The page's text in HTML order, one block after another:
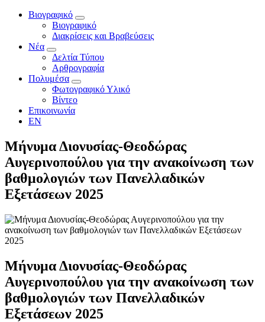
Βιογραφικό
Βιογραφικό
Διακρίσεις και Βραβεύσεις
Νέα
Δελτία Τύπου
Αρθρογραφία
Πολυμέσα
Φωτογραφικό Υλικό
Βίντεο
Επικοινωνία
EN
Μήνυμα Διονυσίας-Θεοδώρας
Αυγερινοπούλου για την ανακοίνωση των
βαθμολογιών των Πανελλαδικών
Εξετάσεων 2025
Μήνυμα Διονυσίας-Θεοδώρας
Αυγερινοπούλου για την ανακοίνωση των
βαθμολογιών των Πανελλαδικών
Εξετάσεων 2025